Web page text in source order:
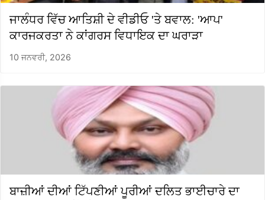
ਜਾਲੰਧਰ ਵਿੱਚ ਆਤਿਸ਼ੀ ਦੇ ਵੀਡੀਓ 'ਤੇ ਬਵਾਲ: 'ਆਪ'
ਕਾਰਜਕਰਤਾ ਨੇ ਕਾਂਗਰਸ ਵਿਧਾਇਕ ਦਾ ਘਰਾੜਾ
10 ਜਨਵਰੀ, 2026
ਬਾਜ਼ੀਆਂ ਦੀਆਂ ਟਿੱਪਣੀਆਂ ਪੂਰੀਆਂ ਦਲਿਤ ਭਾਈਚਾਰੇ ਦਾ